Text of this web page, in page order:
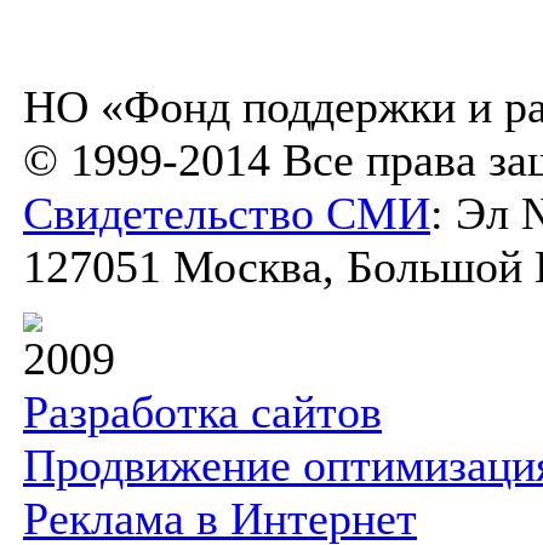
НО «Фонд поддержки и
© 1999-2014 Все права
Свидетельство СМИ: Эл
127051 Москва, Большой
2009
Разработка сайтов
Продвижение
Реклама в Интернет